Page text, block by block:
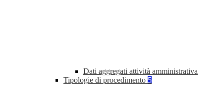
Dati aggregati attività amministrativa
Tipologie di procedimento 5